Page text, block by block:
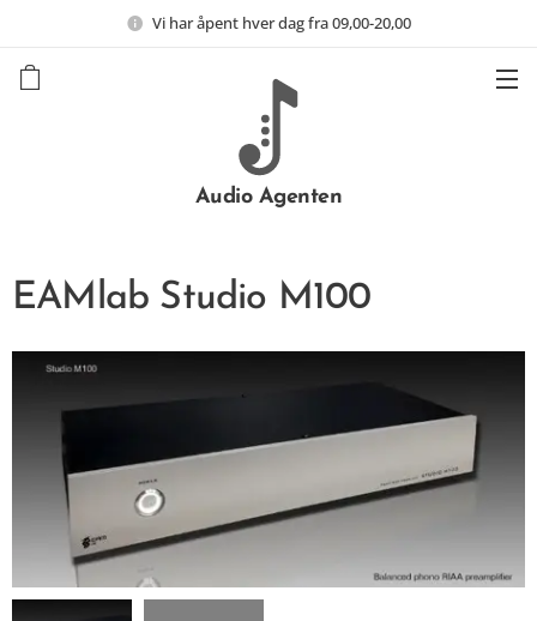
Vi har åpent hver dag fra 09,00-20,00
Audio Agenten
EAMlab Studio M100